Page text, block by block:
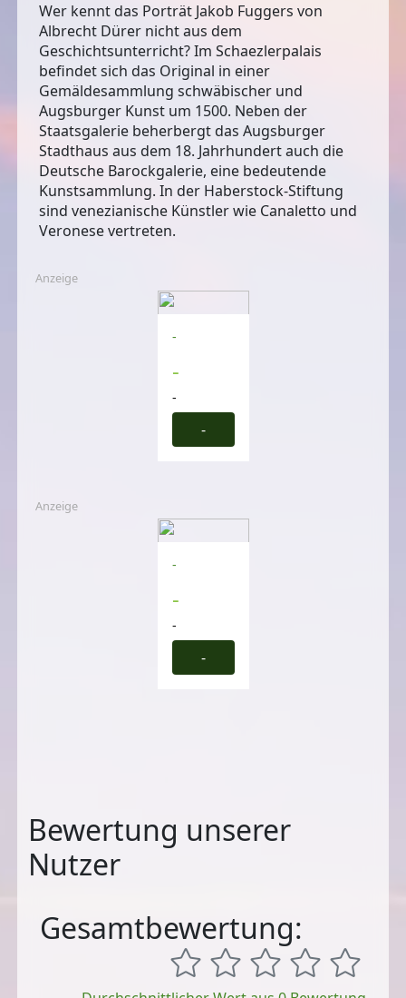
Wer kennt das Porträt Jakob Fuggers von
Albrecht Dürer nicht aus dem
Geschichtsunterricht? Im Schaezlerpalais
befindet sich das Original in einer
Gemäldesammlung schwäbischer und
Augsburger Kunst um 1500. Neben der
Staatsgalerie beherbergt das Augsburger
Stadthaus aus dem 18. Jahrhundert auch die
Deutsche Barockgalerie, eine bedeutende
Kunstsammlung. In der Haberstock-Stiftung
sind venezianische Künstler wie Canaletto und
Veronese vertreten.
Anzeige
-
-
-
-
Anzeige
-
-
-
-
Bewertung unserer
Nutzer
Gesamtbewertung: